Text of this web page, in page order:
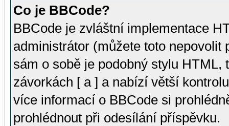
Co je BBCode?
BBCode je zvláštní implementace
administrátor (můžete toto
sám o sobě je podobný stylu HTML,
závorkách [ a ] a nabízí větší
více informací o BBCode si
prohlédnout při odesílání příspěvku.